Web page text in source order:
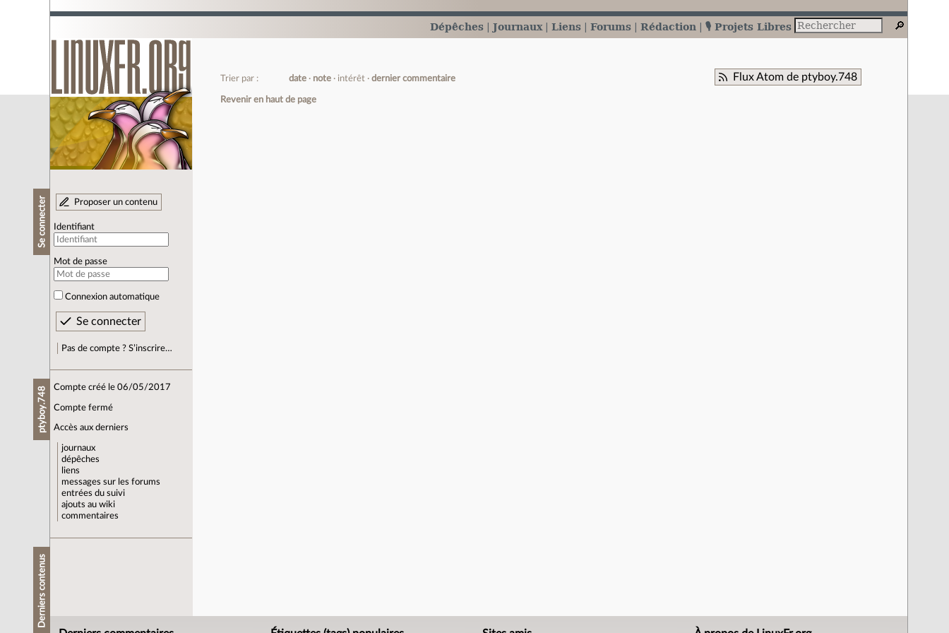
Dépêches Journaux Liens Forums Rédaction 🎙️ Projets Libres
Se connecter Proposer un contenu
Identifiant
Mot de passe
Connexion automatique
Pas de compte ? S’inscrire…
ptyboy.748 Compte créé le 06/05/2017
Compte fermé
Accès aux derniers
journaux
dépêches
liens
messages sur les forums
entrées du suivi
ajouts au wiki
commentaires
Derniers contenus
Flux Atom de ptyboy.748
Trier par : date note intérêt dernier commentaire
Revenir en haut de page